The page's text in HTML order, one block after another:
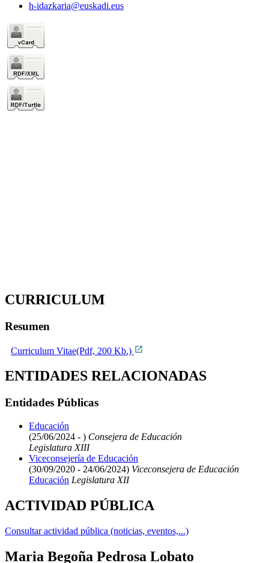
h-idazkaria@euskadi.eus
CURRICULUM
Resumen
Curriculum Vitae(Pdf, 200 Kb.)
ENTIDADES RELACIONADAS
Entidades Públicas
Educación
(25/06/2024 - ) Consejera de Educación
Legislatura XIII
Viceconsejería de Educación
(30/09/2020 - 24/06/2024) Viceconsejera de Educación
Educación Legislatura XII
ACTIVIDAD PÚBLICA
Consultar actividad pública (noticias, eventos,...)
Maria Begoña Pedrosa Lobato